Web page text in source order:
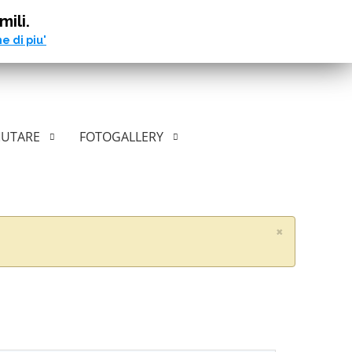
FOTOGALLERY
×
di piu'